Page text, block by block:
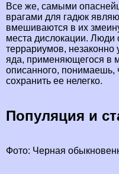
Все же, самыми
врагами для гадюк
вмешиваются в их
места дислокации. Люди
террариумов, незаконно
яда, применяющегося в
описанного, понимаешь,
сохранить ее нелегко.
Популяция и
Фото: Черная